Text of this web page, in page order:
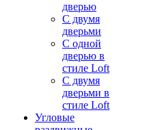
дверью
С двумя
дверьми
С одной
дверью в
стиле Loft
С двумя
дверьми в
стиле Loft
Угловые